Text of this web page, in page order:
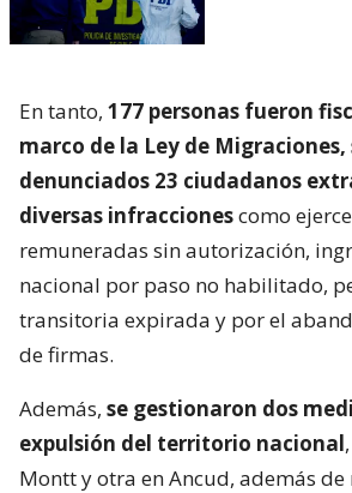
En tanto, 177 personas fueron
marco de la Ley de Migraciones,
denunciados 23 ciudadanos
diversas infraccionescomo
remuneradas sin autorización,
nacional por paso no habilitado,
transitoria expirada y por el
de firmas.
Además, se gestionaron dos
expulsión del territorio nacional
Montt y otra en Ancud, además